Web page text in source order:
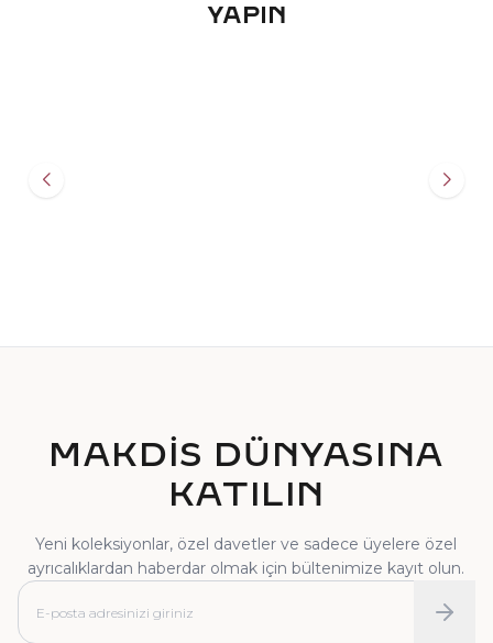
YAPIN
MAKDİS DÜNYASINA
KATILIN
Yeni koleksiyonlar, özel davetler ve sadece üyelere özel
ayrıcalıklardan haberdar olmak için bültenimize kayıt olun.